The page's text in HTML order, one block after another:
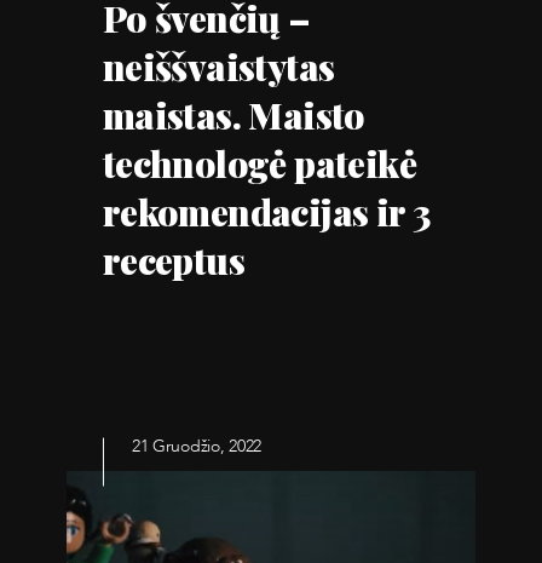
Po švenčių –
neiššvaistytas
maistas. Maisto
technologė pateikė
rekomendacijas ir 3
receptus
21 Gruodžio, 2022